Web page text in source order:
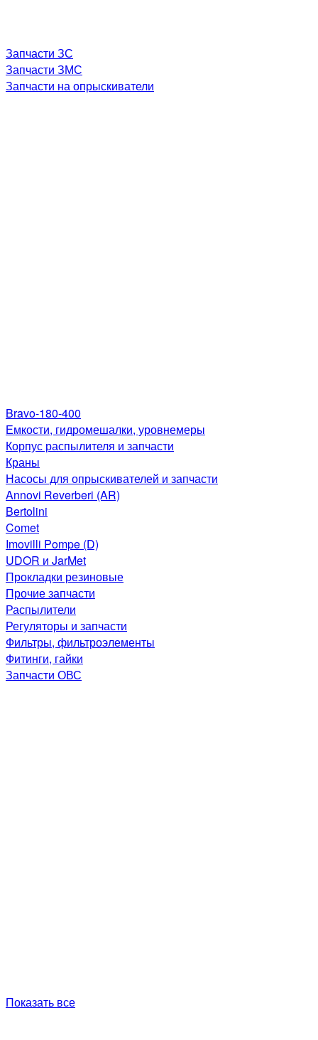
Запчасти ЗС
Запчасти ЗМС
Запчасти на опрыскиватели
Bravo-180-400
Емкости, гидромешалки, уровнемеры
Корпус распылителя и запчасти
Краны
Насосы для опрыскивателей и запчасти
Annovi Reverberi (AR)
Bertolini
Comet
Imovilli Pompe (D)
UDOR и JarMet
Прокладки резиновые
Прочие запчасти
Распылители
Регуляторы и запчасти
Фильтры, фильтроэлементы
Фитинги, гайки
Запчасти ОВС
Показать все